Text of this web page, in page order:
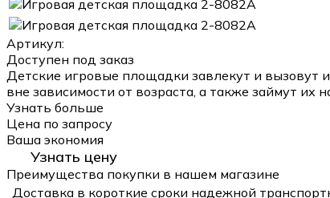
Артикул:
Доступен под заказ
Детские игровые площадки завлекут и вызовут
вне зависимости от возраста, а также займут их
Узнать больше
Цена по запросу
Ваша экономия
Узнать цену
Преимущества покупки в нашем магазине
Доставка в короткие сроки надежной